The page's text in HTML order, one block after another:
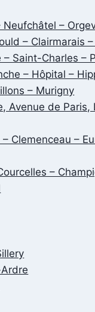
Neufchâtel –
– Clairmarais
– Saint-Charles –
– Hôpital –
– Murigny
Avenue de Paris,
Clemenceau –
–